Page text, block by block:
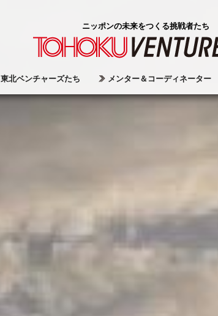
ニッポンの未来をつくる挑戦者たち
東北ベンチャーズたち メンター＆コーディネーター